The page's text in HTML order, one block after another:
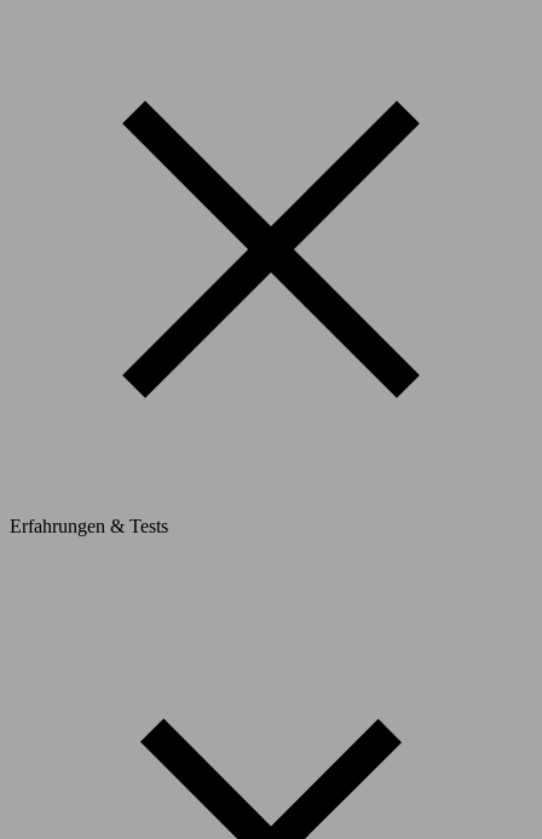
Erfahrungen & Tests